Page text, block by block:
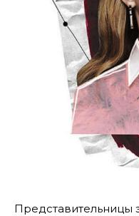
Представительницы